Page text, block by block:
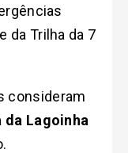
da Trilha da 7
consideram
da Lagoinha